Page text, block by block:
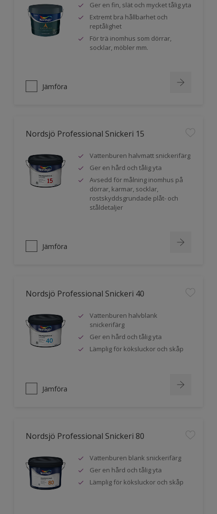
Ger en fin, slät och mycket tålig yta
Extremt bra hållbarhet och
reptålighet
För trä inomhus som dörrar,
socklar, möbler mm.
Jämföra
Nordsjö Professional Snickeri 15
Vattenburen halvmatt snickerifärg
Ger en hård och tålig yta
Avsedd för målning inomhus på
dörrar, karmar, socklar,
rostskyddsgrundade plåt- och
ståldetaljer
Jämföra
Nordsjö Professional Snickeri 40
Vattenburen halvblank
snickerifärg
Ger en hård och tålig yta
Lämplig för köksluckor och skåp
Jämföra
Nordsjö Professional Snickeri 80
Vattenburen blank snickerifärg
Ger en hård och tålig yta
Lämplig för köksluckor och skåp